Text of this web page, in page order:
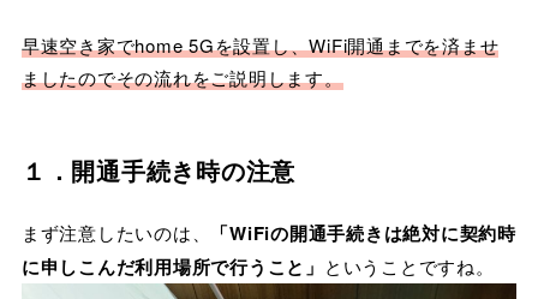
早速空き家でhome 5Gを設置し、WiFi開通までを済ませ
ましたのでその流れをご説明します。
１．開通手続き時の注意
まず注意したいのは、
「WiFiの開通手続きは絶対に契約時
に申しこんだ利用場所で行うこと」 ということですね。